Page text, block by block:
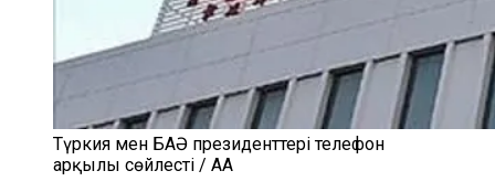
Түркия мен БАӘ президенттері телефон
арқылы сөйлесті / AA